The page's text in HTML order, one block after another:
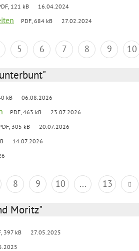
121 kB 16.04.2024
PDF, 684 kB 27.02.2024
5 6 7 8 9 10
kB 06.08.2026
PDF, 463 kB 23.07.2026
305 kB 20.07.2026
14.07.2026
8 9 10 ... 13
Moritz"
397 kB 27.05.2025